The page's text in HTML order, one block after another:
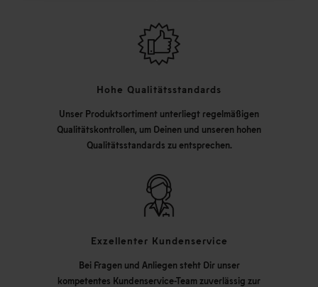
Hohe Qualitätsstandards
Unser Produktsortiment unterliegt regelmäßigen
Qualitätskontrollen, um Deinen und unseren hohen
Qualitätsstandards zu entsprechen.
Exzellenter Kundenservice
Bei Fragen und Anliegen steht Dir unser
kompetentes Kundenservice-Team zuverlässig zur